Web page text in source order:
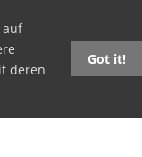
auf
deren
Got it!